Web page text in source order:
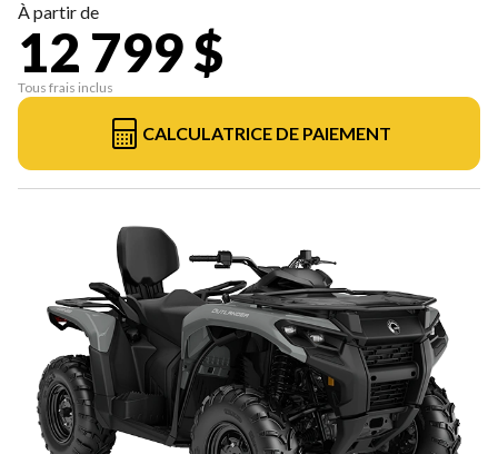
À partir de
12 799 $
Tous frais inclus
CALCULATRICE DE PAIEMENT